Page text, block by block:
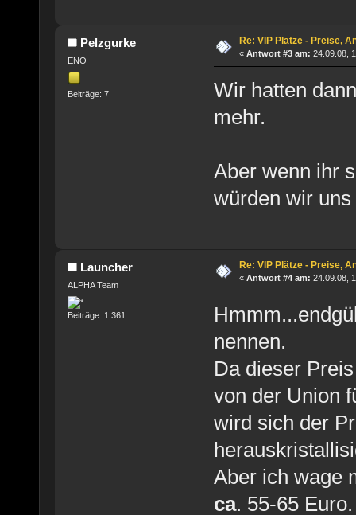
Pelzgurke
ENO
Beiträge: 7
Re: VIP Plätze - Preise,
« Antwort #3 am: 24.09.08,
Wir hatten
mehr.
Aber wenn ihr
würden wir
Launcher
ALPHA Team
Beiträge: 1.361
Re: VIP Plätze - Preise,
« Antwort #4 am: 24.09.08,
nennen.
Da dieser
von der Union
wird sich der
Aber ich wage
ca. 55-65 Euro.